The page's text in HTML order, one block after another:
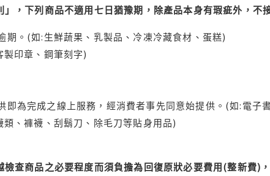
，下列商品不適用七日猶豫期，除產品本身有瑕疵外，不
期。(如:生鮮蔬果、乳製品、冷凍冷藏食材、蛋糕)
印章、鋼筆刻字)
即為完成之線上服務，經消費者事先同意始提供。(如:電子
、褲襪、刮鬍刀、除毛刀等貼身用品)
查商品之必要程度而須負擔為回復原狀必要費用(整新費)